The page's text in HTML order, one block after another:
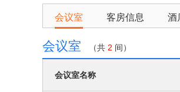
会议室 客房信息 酒
会议室 （共 2 间）
会议室名称